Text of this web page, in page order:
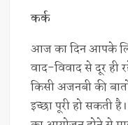
कर्क
आज का दिन आपके
वाद-विवाद से दूर
किसी अजनबी की
इच्छा पूरी हो सकती